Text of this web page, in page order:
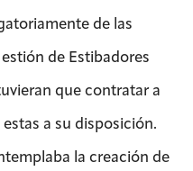
de las
de Estibadores
que contratar a
a su disposición.
la creación de